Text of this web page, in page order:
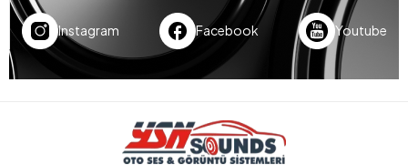
Instagram Facebook Youtube